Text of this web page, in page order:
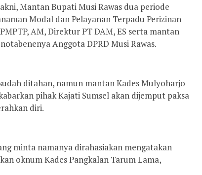
Mantan Bupati Musi Rawas dua periode
Modal dan Pelayanan Terpadu Perizinan
AM, Direktur PT DAM, ES serta mantan
Anggota DPRD Musi Rawas.
ditahan, namun mantan Kades Mulyoharjo
pihak Kajati Sumsel akan dijemput paksa
diri.
minta namanya dirahasiakan mengatakan
oknum Kades Pangkalan Tarum Lama,